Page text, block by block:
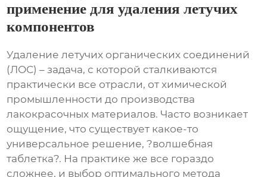
применение для удаления летучих
компонентов
Удаление летучих органических соединений
(ЛОС) – задача, с которой сталкиваются
практически все отрасли, от химической
промышленности до производства
лакокрасочных материалов. Часто возникает
ощущение, что существует какое-то
универсальное решение, ?волшебная
таблетка?. На практике же все гораздо
сложнее, и выбор оптимального метода